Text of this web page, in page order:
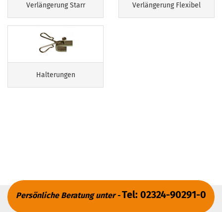
Verlängerung Starr Verlängerung Flexibel
Halterungen
Persönliche Beratung unter -Tel: 02324-90291-0